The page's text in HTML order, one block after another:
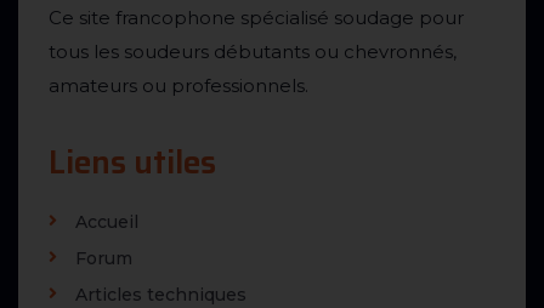
Ce site francophone spécialisé soudage pour
tous les soudeurs débutants ou chevronnés,
amateurs ou professionnels.
Liens utiles
Accueil
Forum
Articles techniques